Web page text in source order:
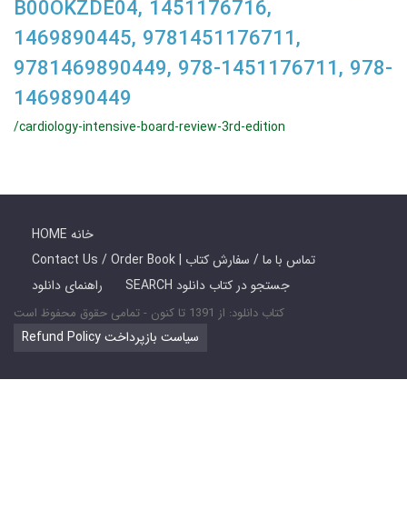
B00OKZDE04, 1451176716,
1469890445, 9781451176711,
9781469890449, 978-1451176711, 978-
1469890449
/cardiology-intensive-board-review-3rd-edition
HOME خانه
Contact Us / Order Book | تماس با ما / سفارش کتاب
راهنمای دانلود
SEARCH جستجو در کتاب دانلود
کتاب دانلود: از 1391 تا کنون - تمامی حقوق محفوظ است
Refund Policy سیاست بازپرداخت